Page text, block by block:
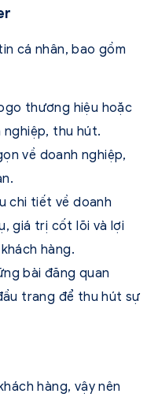
cá nhân, bao gồm
thương hiệu hoặc
nghiệp, thu hút.
về doanh nghiệp,
chi tiết về doanh
giá trị cốt lõi và lợi
hàng.
bài đăng quan
trang để thu hút sự
hàng, vậy nên